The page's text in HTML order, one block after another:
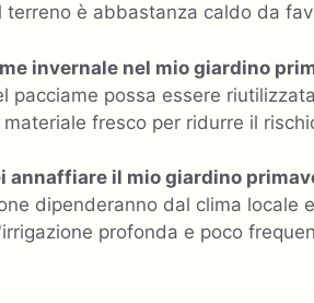
terreno è abbastanza caldo da
invernale nel mio giardino
pacciame possa essere
fresco per ridurre il
annaffiare il mio giardino
dipenderanno dal clima locale
profonda e poco